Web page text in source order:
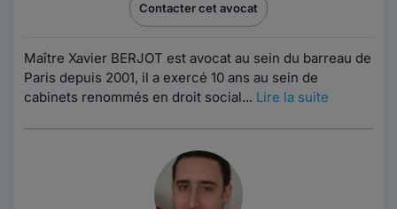
Contacter cet avocat
Maître Xavier BERJOT est avocat au sein du barreau de
Paris depuis 2001, il a exercé 10 ans au sein de
cabinets renommés en droit social... Lire la suite